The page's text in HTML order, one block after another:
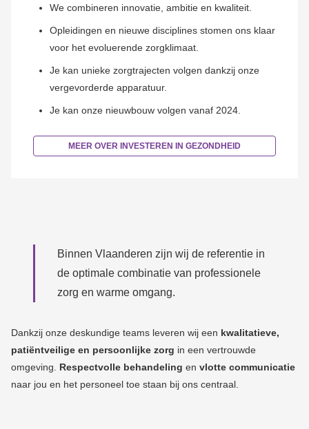
We combineren innovatie, ambitie en kwaliteit.
Opleidingen en nieuwe disciplines stomen ons klaar
voor het evoluerende zorgklimaat.
Je kan unieke zorgtrajecten volgen dankzij onze
vergevorderde apparatuur.
Je kan onze nieuwbouw volgen vanaf 2024.
MEER OVER INVESTEREN IN GEZONDHEID
Binnen Vlaanderen zijn wij de referentie in
de optimale combinatie van professionele
zorg en warme omgang.
Dankzij onze deskundige teams leveren wij een kwalitatieve,
patiëntveilige en persoonlijke zorg in een vertrouwde
omgeving. Respectvolle behandeling en vlotte communicatie
naar jou en het personeel toe staan bij ons centraal.